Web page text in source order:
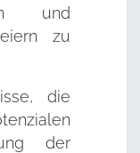
und
zu
die
der